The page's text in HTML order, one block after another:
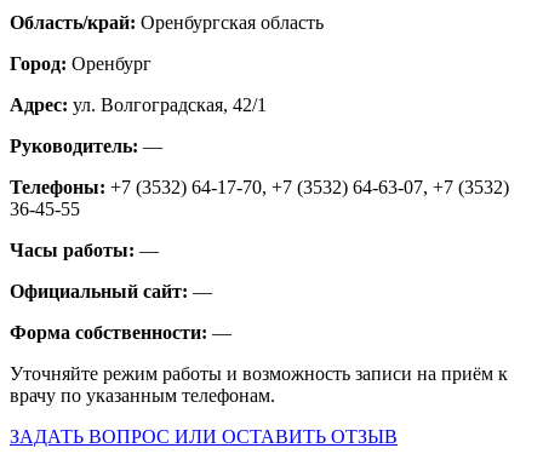
Область/край: Оренбургская область
Город: Оренбург
Адрес: ул. Волгоградская, 42/1
Руководитель: —
Телефоны: +7 (3532) 64-17-70, +7 (3532) 64-63-07, +7 (3532)
36-45-55
Часы работы: —
Официальный сайт: —
Форма собственности: —
Уточняйте режим работы и возможность записи на приём к
врачу по указанным телефонам.
ЗАДАТЬ ВОПРОС ИЛИ ОСТАВИТЬ ОТЗЫВ